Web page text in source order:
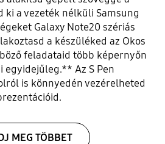
ki a vezeték nélküli Samsung
Galaxy Note20 szériás
a készüléked az Okos
feladataid több képernyőn
egyidejűleg.** Az S Pen
is könnyedén vezérelheted
MEG TÖBBET